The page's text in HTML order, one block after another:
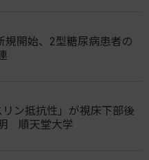
規開始、2型糖尿病患者の
ン抵抗性」が視床下部後
順天堂大学